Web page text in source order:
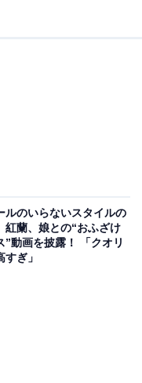
ルのいらないスタイルの
紅蘭、娘との“おふざけ
”動画を披露！ 「クオリ
すぎ」